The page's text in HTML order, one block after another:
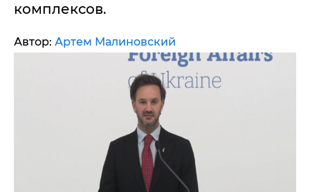
комплексов.
Автор: Артем Малиновский